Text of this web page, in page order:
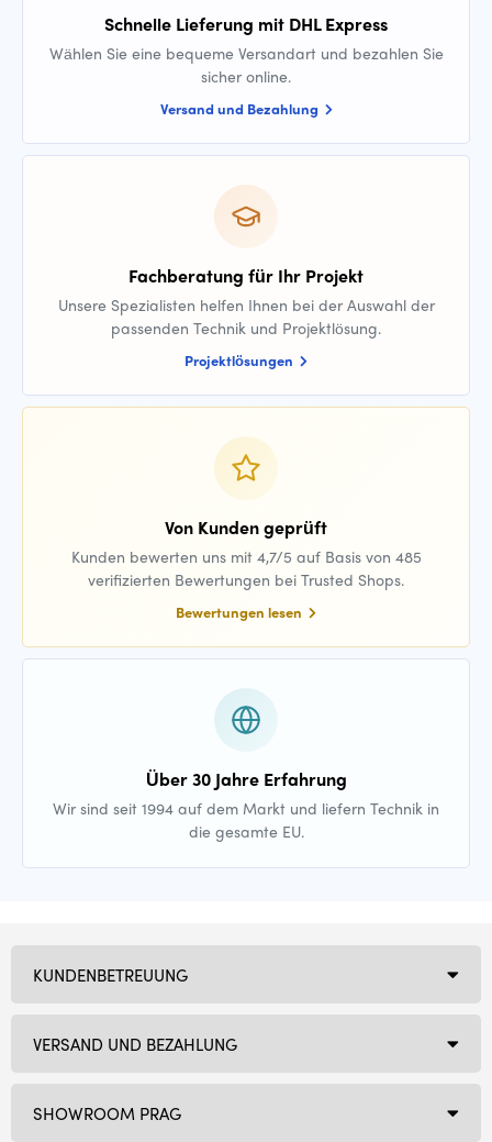
Schnelle Lieferung mit DHL Express
Wählen Sie eine bequeme Versandart und bezahlen Sie
sicher online.
Versand und Bezahlung
Fachberatung für Ihr Projekt
Unsere Spezialisten helfen Ihnen bei der Auswahl der
passenden Technik und Projektlösung.
Projektlösungen
Von Kunden geprüft
Kunden bewerten uns mit 4,7/5 auf Basis von 485
verifizierten Bewertungen bei Trusted Shops.
Bewertungen lesen
Über 30 Jahre Erfahrung
Wir sind seit 1994 auf dem Markt und liefern Technik in
die gesamte EU.
SHOWROOM PRAG
KUNDENBETREUUNG
VERSAND UND BEZAHLUNG